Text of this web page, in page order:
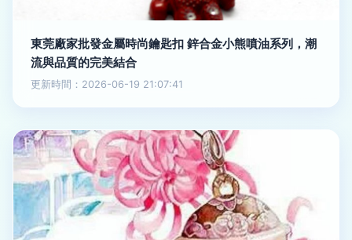
東莞廠家批發金屬時尚鑰匙扣 鋅合金小熊噴油系列，潮
流與品質的完美結合
更新時間：2026-06-19 21:07:41